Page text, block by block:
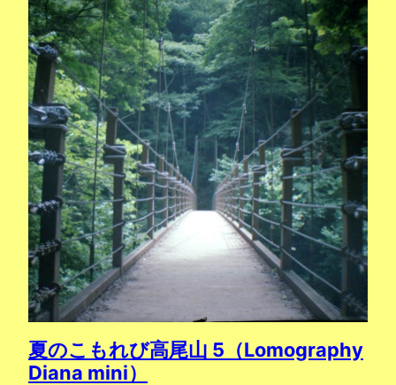
夏のこもれび高尾山 5（Lomography
Diana mini）